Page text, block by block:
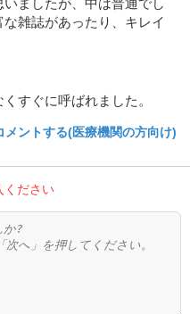
雑誌があったり、キレイ
すぐに呼ばれました。
ントする(医療機関の方向け)
ください